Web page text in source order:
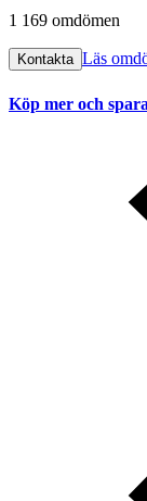
1 169 omdömen
Kontakta Läs
Köp mer och